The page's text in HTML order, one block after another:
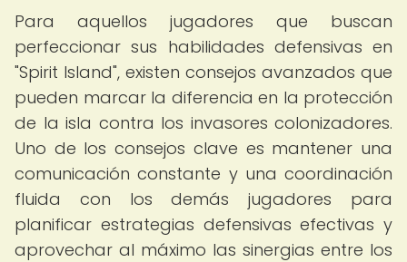
Para aquellos jugadores que buscan
perfeccionar sus habilidades defensivas en
"Spirit Island", existen consejos avanzados que
pueden marcar la diferencia en la protección
de la isla contra los invasores colonizadores.
Uno de los consejos clave es mantener una
comunicación constante y una coordinación
fluida con los demás jugadores para
planificar estrategias defensivas efectivas y
aprovechar al máximo las sinergias entre los